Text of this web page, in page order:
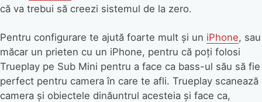
că va trebui să creezi sistemul de la zero.
Pentru configurare te ajută foarte mult și un iPhone, sau
măcar un prieten cu un iPhone, pentru că poți folosi
Trueplay pe Sub Mini pentru a face ca bass-ul său să fie
perfect pentru camera în care te afli. Trueplay scanează
camera și obiectele dinăuntrul acesteia și face ca,